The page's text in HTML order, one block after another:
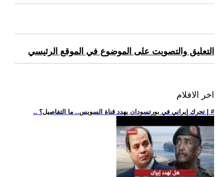
التعليق والتصويت على الموضوع في الموقع الرئيسي
اخر الافلام
.. تحرك إيراني في بورتسودان يهدد قناة السويس.. ما التفاصيل؟ | #